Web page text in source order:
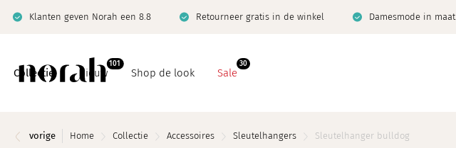
Klanten geven Norah een 8.8 Retourneer gratis in de winkel Damesmode in
Collectie Nieuw
101
Shop de look Sale
30
vorige Home Collectie Accessoires Sleutelhangers Sleutelhanger bulldog